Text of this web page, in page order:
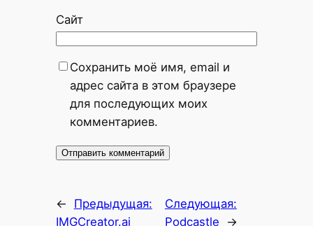
Сайт
Сохранить моё имя, email и
адрес сайта в этом браузере
для последующих моих
комментариев.
←
Предыдущая:
IMGCreator.ai
Следующая:
Podcastle
→